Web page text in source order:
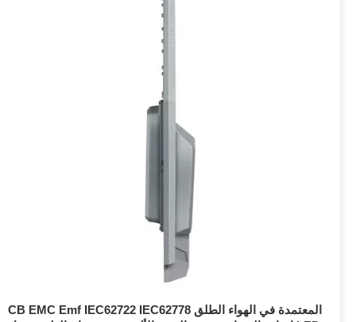
CB EMC Emf IEC62722 IEC62778 المعتمدة في الهواء الطلق